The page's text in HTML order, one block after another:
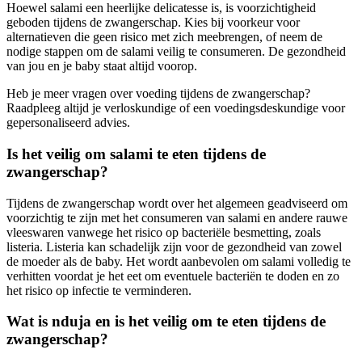
Hoewel salami een heerlijke delicatesse is, is voorzichtigheid
geboden tijdens de zwangerschap. Kies bij voorkeur voor
alternatieven die geen risico met zich meebrengen, of neem de
nodige stappen om de salami veilig te consumeren. De gezondheid
van jou en je baby staat altijd voorop.
Heb je meer vragen over voeding tijdens de zwangerschap?
Raadpleeg altijd je verloskundige of een voedingsdeskundige voor
gepersonaliseerd advies.
Is het veilig om salami te eten tijdens de
zwangerschap?
Tijdens de zwangerschap wordt over het algemeen geadviseerd om
voorzichtig te zijn met het consumeren van salami en andere rauwe
vleeswaren vanwege het risico op bacteriële besmetting, zoals
listeria. Listeria kan schadelijk zijn voor de gezondheid van zowel
de moeder als de baby. Het wordt aanbevolen om salami volledig te
verhitten voordat je het eet om eventuele bacteriën te doden en zo
het risico op infectie te verminderen.
Wat is nduja en is het veilig om te eten tijdens de
zwangerschap?